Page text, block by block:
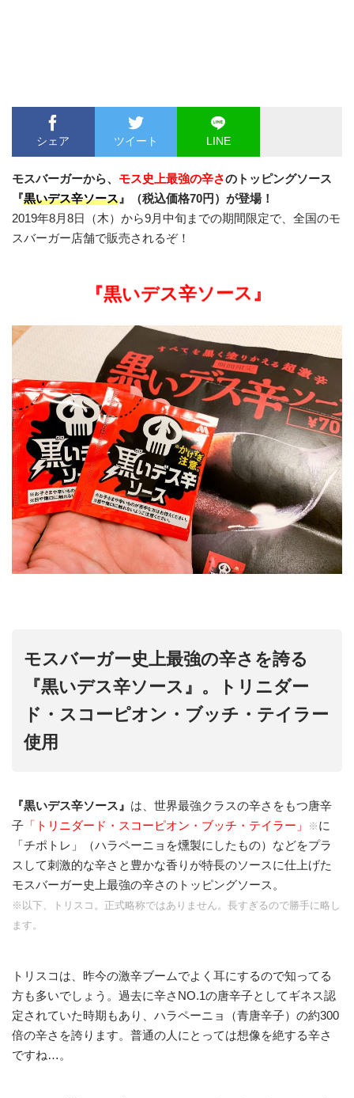
シェア ツイート LINE
モスバーガーから、 モス史上最強の辛さのトッピングソース
『黒いデス辛ソース 』（税込価格70円）が登場！
2019年8月8日（木）から9月中旬までの期間限定で、全国のモ
スバーガー店舗で販売されるぞ！
『黒いデス辛ソース』
モスバーガー史上最強の辛さを誇る
『黒いデス辛ソース』。トリニダー
ド・スコーピオン・ブッチ・テイラー
使用
『黒いデス辛ソース 』 は、世界最強クラスの辛さをもつ唐辛
子 「トリニダード・スコーピオン・ブッチ・テイラー」 ※ に
「チポトレ」（ハラペーニョを燻製にしたもの）などをプラ
スして刺激的な辛さと豊かな香りが特長のソースに仕上げた
モスバーガー史上最強の辛さのトッピングソース。
※以下、トリスコ。正式略称ではありません。長すぎるので勝手に略し
ます。
トリスコは、昨今の激辛ブームでよく耳にするので知ってる
方も多いでしょう。過去に辛さNO.1の唐辛子としてギネス認
定されていた時期もあり、ハラペーニョ（青唐辛子）の約300
倍の辛さを誇ります。普通の人にとっては想像を絶する辛さ
ですね…。